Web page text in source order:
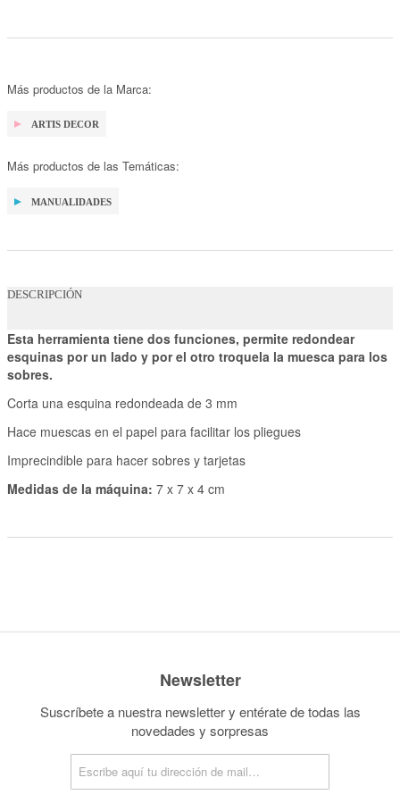
Más productos de la Marca:
ARTIS DECOR
Más productos de las Temáticas:
MANUALIDADES
DESCRIPCIÓN
Esta herramienta tiene dos funciones, permite redondear
esquinas por un lado y por el otro troquela la muesca para los
sobres.
Corta una esquina redondeada de 3 mm
Hace muescas en el papel para facilitar los pliegues
Imprecindible para hacer sobres y tarjetas
Medidas de la máquina: 7 x 7 x 4 cm
Newsletter
Suscríbete a nuestra newsletter y entérate de todas las
novedades y sorpresas